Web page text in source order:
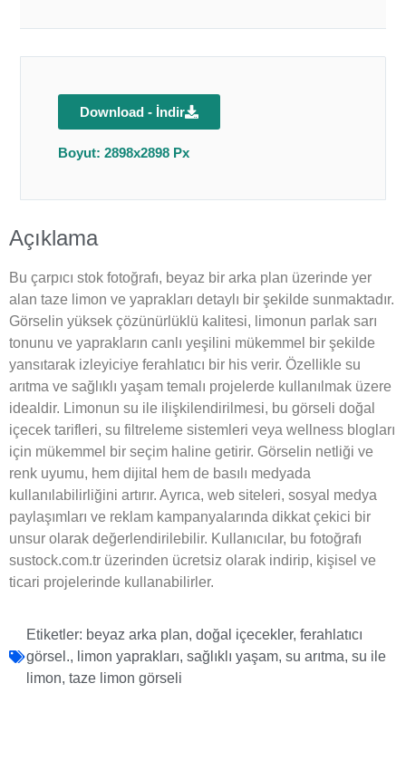
Download - İndir
Boyut: 2898x2898 Px
Açıklama
Bu çarpıcı stok fotoğrafı, beyaz bir arka plan üzerinde yer
alan taze limon ve yaprakları detaylı bir şekilde sunmaktadır.
Görselin yüksek çözünürlüklü kalitesi, limonun parlak sarı
tonunu ve yaprakların canlı yeşilini mükemmel bir şekilde
yansıtarak izleyiciye ferahlatıcı bir his verir. Özellikle su
arıtma ve sağlıklı yaşam temalı projelerde kullanılmak üzere
idealdir. Limonun su ile ilişkilendirilmesi, bu görseli doğal
içecek tarifleri, su filtreleme sistemleri veya wellness blogları
için mükemmel bir seçim haline getirir. Görselin netliği ve
renk uyumu, hem dijital hem de basılı medyada
kullanılabilirliğini artırır. Ayrıca, web siteleri, sosyal medya
paylaşımları ve reklam kampanyalarında dikkat çekici bir
unsur olarak değerlendirilebilir. Kullanıcılar, bu fotoğrafı
sustock.com.tr üzerinden ücretsiz olarak indirip, kişisel ve
ticari projelerinde kullanabilirler.
Etiketler: beyaz arka plan, doğal içecekler, ferahlatıcı
görsel., limon yaprakları, sağlıklı yaşam, su arıtma, su ile
limon, taze limon görseli